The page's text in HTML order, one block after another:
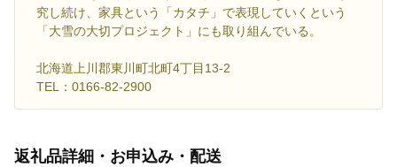
究し続け、家具という「カタチ」で表現していくという
「大雪の大切プロジェクト」にも取り組んでいる。
北海道上川郡東川町北町4丁目13-2
TEL：0166-82-2900
返礼品詳細・お申込み・配送